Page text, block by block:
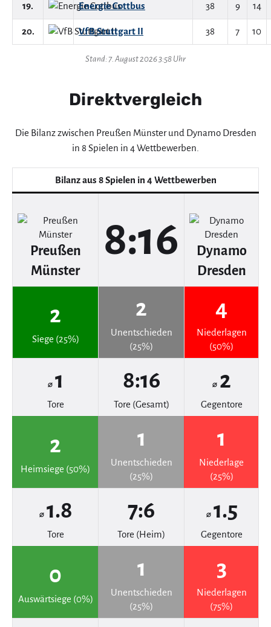
19. Energie Cottbus 38 9 14
20. VfB Stuttgart II 38 7 10
Stand: 7. August 2026 3:58 Uhr
Direktvergleich
Die Bilanz zwischen Preußen Münster und Dynamo Dresden
in 8 Spielen in 4 Wettbewerben.
Bilanz aus 8 Spielen in 4 Wettbewerben
Preußen
Münster
8:16
Dynamo
Dresden
2
Siege (25%)
2
Unentschieden
(25%)
4
Niederlagen
(50%)
⌀ 1
Tore
8:16
Tore (Gesamt)
⌀ 2
Gegentore
2
Heimsiege (50%)
1
Unentschieden
(25%)
1
Niederlage
(25%)
⌀ 1.8
Tore
7:6
Tore (Heim)
⌀ 1.5
Gegentore
0
Auswärtsiege (0%)
1
Unentschieden
(25%)
3
Niederlagen
(75%)